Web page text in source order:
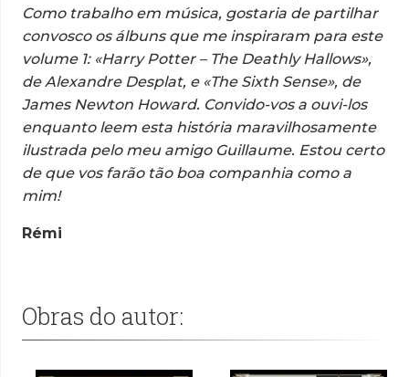
Como trabalho em música, gostaria de partilhar
convosco os álbuns que me inspiraram para este
volume 1: «Harry Potter – The Deathly Hallows»,
de Alexandre Desplat, e «The Sixth Sense», de
James Newton Howard. Convido-vos a ouvi-los
enquanto leem esta história maravilhosamente
ilustrada pelo meu amigo Guillaume. Estou certo
de que vos farão tão boa companhia como a
mim!
Rémi
Obras do autor: